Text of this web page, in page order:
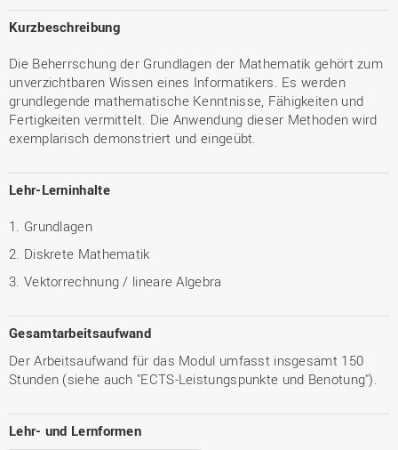
Kurzbeschreibung
Die Beherrschung der Grundlagen der Mathematik gehört zum
unverzichtbaren Wissen eines Informatikers. Es werden
grundlegende mathematische Kenntnisse, Fähigkeiten und
Fertigkeiten vermittelt. Die Anwendung dieser Methoden wird
exemplarisch demonstriert und eingeübt.
Lehr-Lerninhalte
1. Grundlagen
2. Diskrete Mathematik
3. Vektorrechnung / lineare Algebra
Gesamtarbeitsaufwand
Der Arbeitsaufwand für das Modul umfasst insgesamt 150
Stunden (siehe auch "ECTS-Leistungspunkte und Benotung").
Lehr- und Lernformen